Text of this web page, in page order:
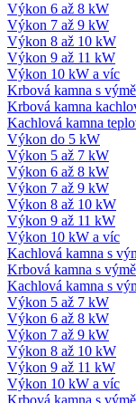
Výkon 6 až 8 kW
Výkon 7 až 9 kW
Výkon 8 až 10 kW
Výkon 9 až 11 kW
Výkon 10 kW a víc
Krbová kamna s
Krbová kamna
Kachlová kamna
Výkon do 5 kW
Výkon 5 až 7 kW
Výkon 6 až 8 kW
Výkon 7 až 9 kW
Výkon 8 až 10 kW
Výkon 9 až 11 kW
Výkon 10 kW a víc
Kachlová kamna s
Krbová kamna s
Kachlová kamna s
Výkon 5 až 7 kW
Výkon 6 až 8 kW
Výkon 7 až 9 kW
Výkon 8 až 10 kW
Výkon 9 až 11 kW
Výkon 10 kW a víc